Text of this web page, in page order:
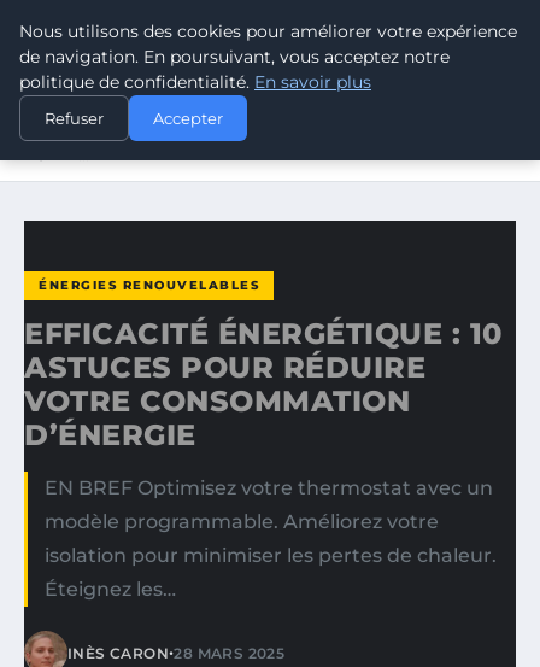
CLIMATE GUARDIAN
ACCUEIL
ÉNERGIES RENOUVELABLES
EFFICACITÉ ÉNERGÉTIQUE : 10 ASTUCES POUR RÉDUIRE
ÉNERGIES RENOUVELABLES
EFFICACITÉ ÉNERGÉTIQUE : 10
ASTUCES POUR RÉDUIRE
VOTRE CONSOMMATION
D’ÉNERGIE
EN BREF Optimisez votre thermostat avec un
modèle programmable. Améliorez votre
isolation pour minimiser les pertes de chaleur.
Éteignez les…
INÈS CARON•28 MARS 2025
Nous utilisons des cookies pour améliorer votre expérience
de navigation. En poursuivant, vous acceptez notre
politique de confidentialité. En savoir plus
Refuser Accepter